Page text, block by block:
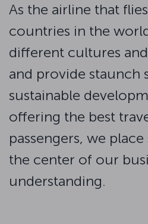
As the airline that
countries in the
different cultures
and provide staunch
sustainable
offering the best
passengers, we
the center of our
understanding.